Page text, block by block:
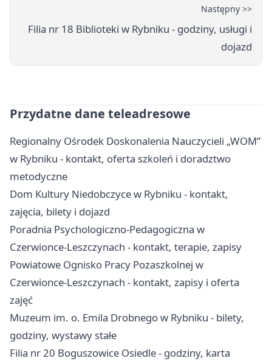
Następny >>
Filia nr 18 Biblioteki w Rybniku - godziny, usługi i
dojazd
Przydatne dane teleadresowe
Regionalny Ośrodek Doskonalenia Nauczycieli „WOM”
w Rybniku - kontakt, oferta szkoleń i doradztwo
metodyczne
Dom Kultury Niedobczyce w Rybniku - kontakt,
zajęcia, bilety i dojazd
Poradnia Psychologiczno-Pedagogiczna w
Czerwionce-Leszczynach - kontakt, terapie, zapisy
Powiatowe Ognisko Pracy Pozaszkolnej w
Czerwionce-Leszczynach - kontakt, zapisy i oferta
zajęć
Muzeum im. o. Emila Drobnego w Rybniku - bilety,
godziny, wystawy stałe
Filia nr 20 Boguszowice Osiedle - godziny, karta